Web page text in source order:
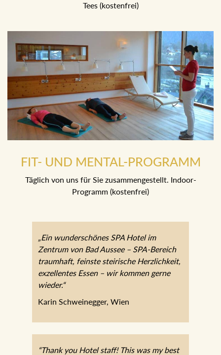
Tees (kostenfrei)
FIT- UND MENTAL-PROGRAMM
Täglich von uns für Sie zusammengestellt. Indoor-
Programm (kostenfrei)
„Ein wunderschönes SPA Hotel im
Zentrum von Bad Aussee – SPA-Bereich
traumhaft, feinste steirische Herzlichkeit,
exzellentes Essen – wir kommen gerne
wieder.“
Karin Schweinegger, Wien
“Thank you Hotel staff! This was my best